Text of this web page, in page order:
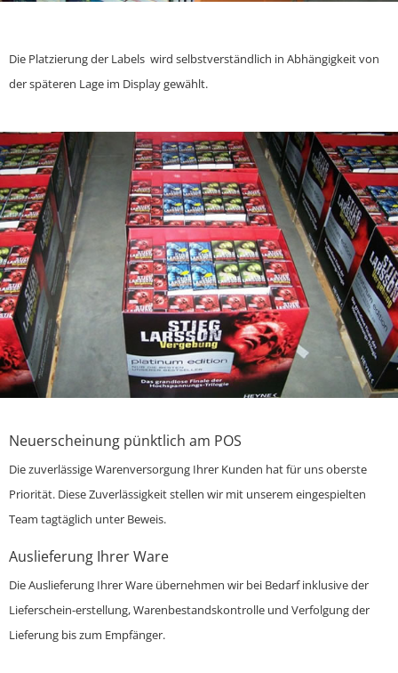
Die Platzierung der Labels wird selbstverständlich in Abhängigkeit von
der späteren Lage im Display gewählt.
Neuerscheinung pünktlich am POS
Die zuverlässige Warenversorgung Ihrer Kunden hat für uns oberste
Priorität. Diese Zuverlässigkeit stellen wir mit unserem eingespielten
Team tagtäglich unter Beweis.
Auslieferung Ihrer Ware
Die Auslieferung Ihrer Ware übernehmen wir bei Bedarf inklusive der
Lieferschein-erstellung, Warenbestandskontrolle und Verfolgung der
Lieferung bis zum Empfänger.